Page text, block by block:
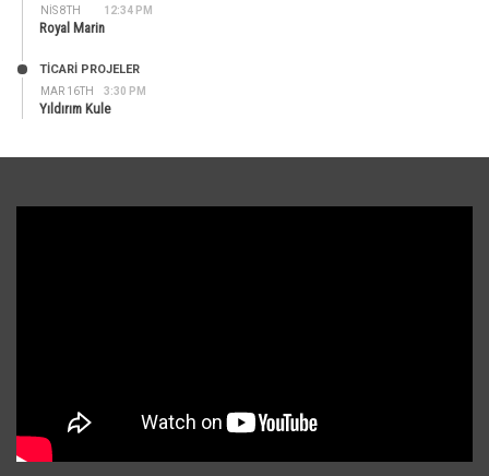
NIS 8TH 12:34 PM
Royal Marin
MAR 16TH 3:30 PM
TİCARİ PROJELER
Yıldırım Kule